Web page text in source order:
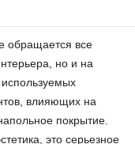
обращается все
но и на
используемых
влияющих на
покрытие.
это серьезное